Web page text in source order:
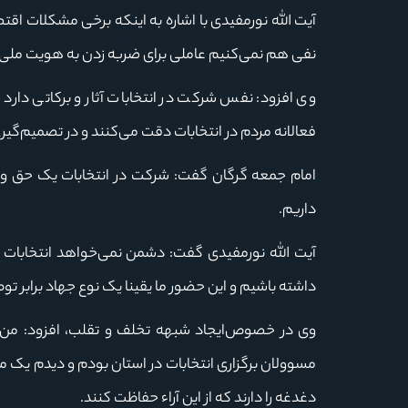
آیت الله نورمفیدی با اشاره به اینکه برخی مشکلات
نفی هم نمی‌کنیم عاملی برای ضربه زدن به هویت ملی
وی افزود: نفس شرکت در انتخابات آثار و برکاتی
فعالانه مردم در انتخابات دقت می‌کنند و در
امام جمعه گرگان گفت: شرکت در انتخابات یک حق
داریم.
آیت الله نورمفیدی گفت: دشمن نمی‌خواهد
داشته باشیم و این حضور ما یقینا یک نوع جهاد
وی در خصوص‌ایجاد شبهه تخلف و تقلب، افزود: من
مسوولان برگزاری انتخابات در استان بودم و دیدم
دغدغه را دارند که از این آراء حفاظت کنند.